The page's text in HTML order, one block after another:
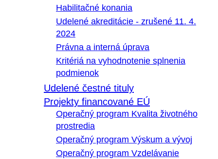
Habilitačné konania
Udelené akreditácie - zrušené 11. 4.
2024
Právna a interná úprava
Kritériá na vyhodnotenie splnenia
podmienok
Udelené čestné tituly
Projekty financované EÚ
Operačný program Kvalita životného
prostredia
Operačný program Výskum a vývoj
Operačný program Vzdelávanie